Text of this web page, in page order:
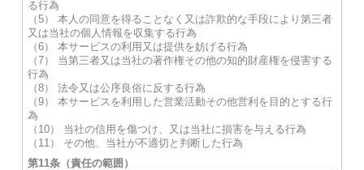
る行為
（5） 本人の同意を得ることなく又は詐欺的な手段により第三者
又は当社の個人情報を収集する行為
（6） 本サービスの利用又は提供を妨げる行為
（7） 当第三者又は当社の著作権その他の知的財産権を侵害する
行為
（8） 法令又は公序良俗に反する行為
（9） 本サービスを利用した営業活動その他営利を目的とする行
為
（10） 当社の信用を傷つけ、又は当社に損害を与える行為
（11） その他、当社が不適切と判断した行為
第11条（責任の範囲）